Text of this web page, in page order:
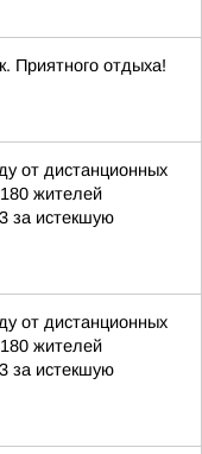
Приятного отдыха!
от дистанционных
жителей
за истекшую
от дистанционных
жителей
за истекшую